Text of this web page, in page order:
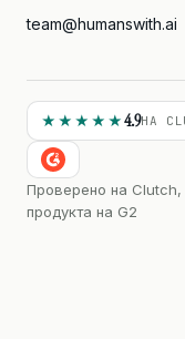
team@humanswith.ai
★★★★★4.9НА
Проверено на
продукта на G2